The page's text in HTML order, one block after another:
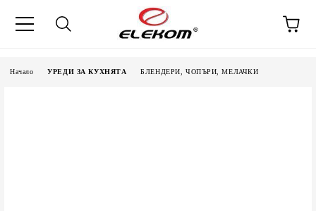
Начало УРЕДИ ЗА КУХНЯТА БЛЕНДЕРИ, ЧОПЪРИ, МЕЛАЧКИ